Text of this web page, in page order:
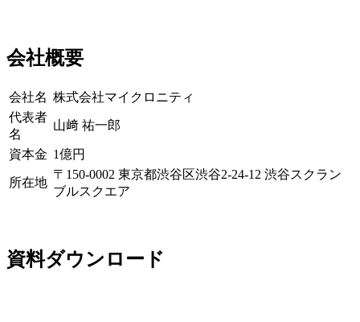
会社概要
会社名 株式会社マイクロニティ
代表者
名
山﨑 祐一郎
資本金 1億円
所在地
〒150-0002 東京都渋谷区渋谷2-24-12 渋谷スクラン
ブルスクエア
資料ダウンロード